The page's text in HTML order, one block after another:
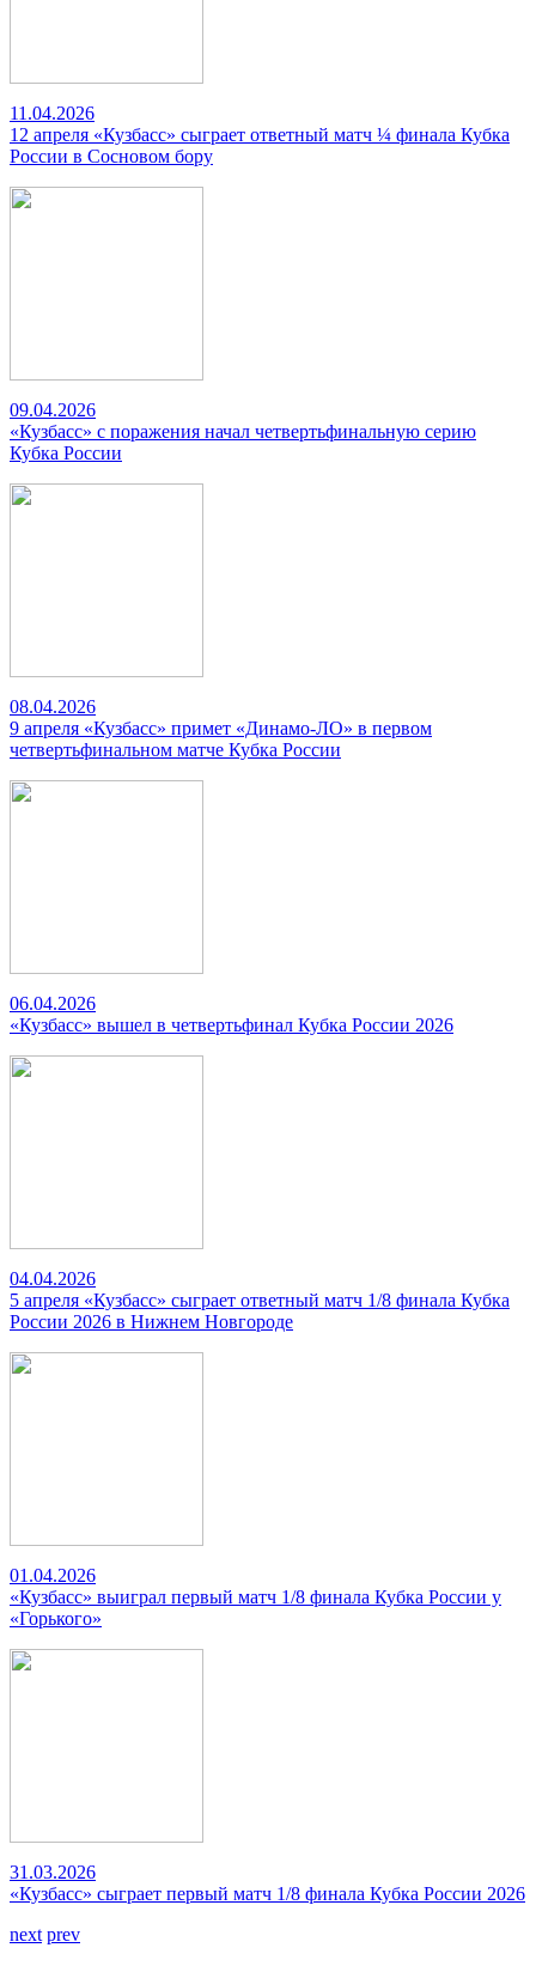
11.04.2026
12 апреля «Кузбасс» сыграет ответный матч ¼ финала Кубка
России в Сосновом бору
09.04.2026
«Кузбасс» с поражения начал четвертьфинальную серию
Кубка России
08.04.2026
9 апреля «Кузбасс» примет «Динамо-ЛО» в первом
четвертьфинальном матче Кубка России
06.04.2026
«Кузбасс» вышел в четвертьфинал Кубка России 2026
04.04.2026
5 апреля «Кузбасс» сыграет ответный матч 1/8 финала Кубка
России 2026 в Нижнем Новгороде
01.04.2026
«Кузбасс» выиграл первый матч 1/8 финала Кубка России у
«Горького»
31.03.2026
«Кузбасс» сыграет первый матч 1/8 финала Кубка России 2026
next prev